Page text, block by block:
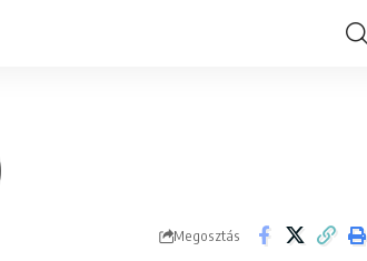
Megosztás